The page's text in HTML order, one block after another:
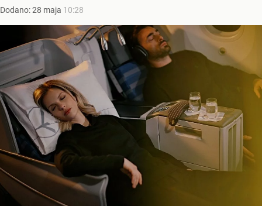
Dodano:28 maja 10:28